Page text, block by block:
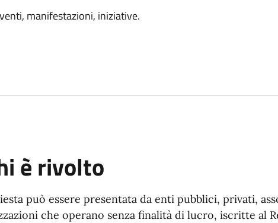
manifestazioni, iniziative.
è rivolto
può essere presentata da enti pubblici, privati,
che operano senza finalità di lucro, iscritte al